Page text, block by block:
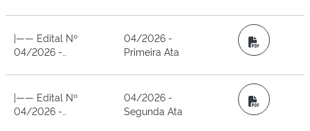
Paulo
- HOSPITAL GERAL
- ESTADO DE SÃO
PAULO
|—— Edital Nº
04/2026 -
Hospital Geral -
Estado de São
Paulo
04/2026 -
Primeira Ata
PDF
|—— Edital Nº
04/2026 -
04/2026 -
Segunda Ata
PDF